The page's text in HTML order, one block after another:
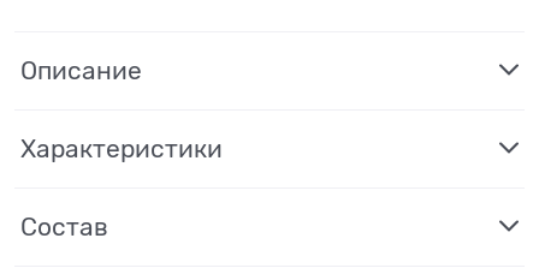
Описание
Характеристики
Состав